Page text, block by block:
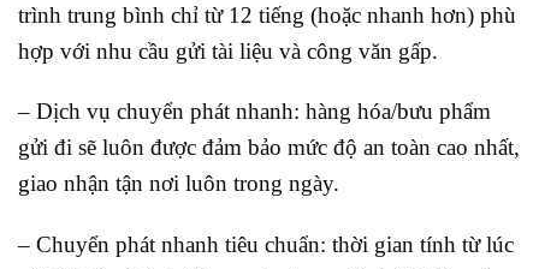
trình trung bình chỉ từ 12 tiếng (hoặc nhanh hơn) phù
hợp với nhu cầu gửi tài liệu và công văn gấp.
– Dịch vụ chuyển phát nhanh: hàng hóa/bưu phẩm
gửi đi sẽ luôn được đảm bảo mức độ an toàn cao nhất,
giao nhận tận nơi luôn trong ngày.
– Chuyển phát nhanh tiêu chuẩn: thời gian tính từ lúc